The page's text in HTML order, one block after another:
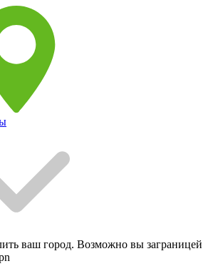
ваш город. Возможно вы заграницей